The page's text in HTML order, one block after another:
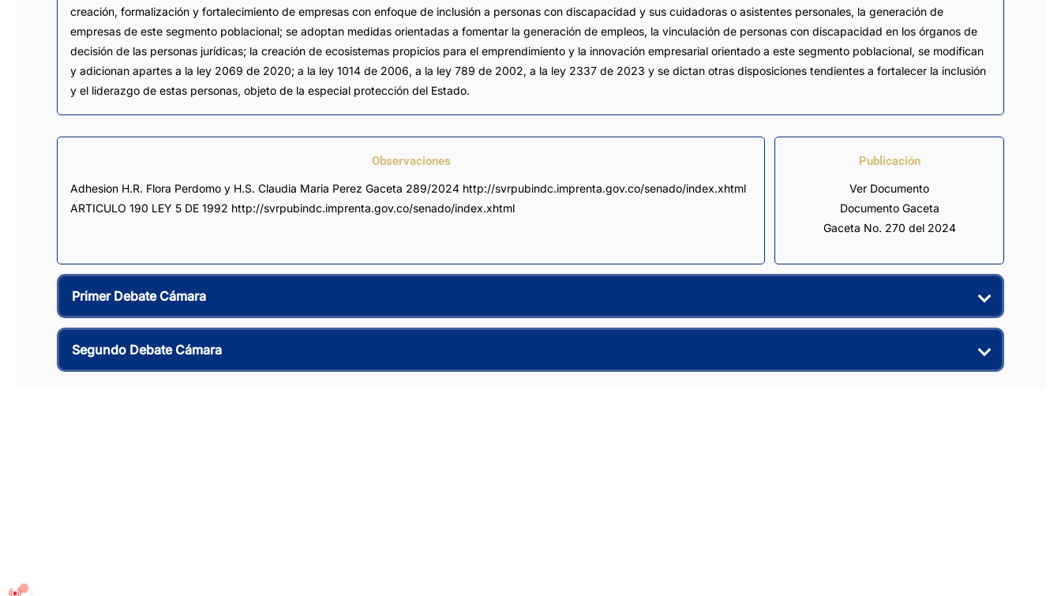
creación, formalización y fortalecimiento de empresas con enfoque de inclusión a personas con discapacidad y sus cuidadoras o asistentes personales, la generación de
empresas de este segmento poblacional; se adoptan medidas orientadas a fomentar la generación de empleos, la vinculación de personas con discapacidad en los órganos de
decisión de las personas jurídicas; la creación de ecosistemas propicios para el emprendimiento y la innovación empresarial orientado a este segmento poblacional, se modifican
y adicionan apartes a la ley 2069 de 2020; a la ley 1014 de 2006, a la ley 789 de 2002, a la ley 2337 de 2023 y se dictan otras disposiciones tendientes a fortalecer la inclusión
y el liderazgo de estas personas, objeto de la especial protección del Estado.
Observaciones
Adhesion H.R. Flora Perdomo y H.S. Claudia Maria Perez Gaceta 289/2024 http://svrpubindc.imprenta.gov.co/senado/index.xhtml
ARTICULO 190 LEY 5 DE 1992 http://svrpubindc.imprenta.gov.co/senado/index.xhtml
Publicación
Ver Documento
Documento Gaceta
Gaceta No. 270 del 2024
Primer Debate Cámara
Segundo Debate Cámara